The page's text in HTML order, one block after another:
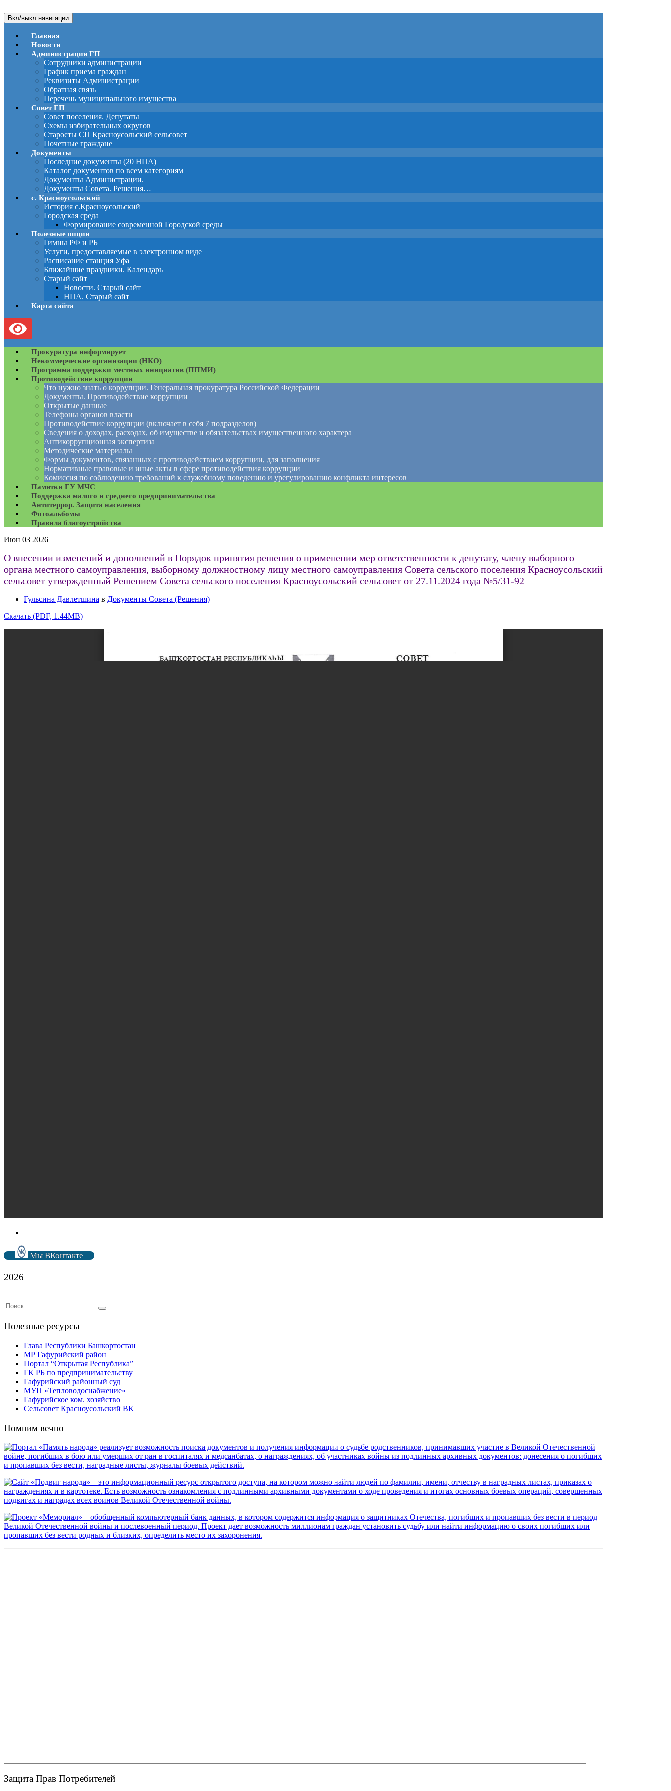
Вкл/выкл навигации
Главная
Новости
Администрация ГП
Сотрудники администрации
График приема граждан
Реквизиты Администрации
Обратная связь
Перечень муниципального имущества
Совет ГП
Совет поселения. Депутаты
Схемы избирательных округов
Старосты СП Красноусольский сельсовет
Почетные граждане
Документы
Последние документы (20 НПА)
Каталог документов по всем категориям
Документы Администрации.
Документы Совета. Решения…
с. Красноусольский
История с.Красноусольский
Городская среда
Формирование современной Городской среды
Полезные опции
Гимны РФ и РБ
Услуги, предоставляемые в электронном виде
Расписание станция Уфа
Ближайшие праздники. Календарь
Старый сайт
Новости. Старый сайт
НПА. Старый сайт
Карта сайта
Прокуратура информирует
Некоммерческие организации (НКО)
Программа поддержки местных инициатив (ППМИ)
Противодействие коррупции
Что нужно знать о коррупции. Генеральная прокуратура Российской Федерации
Документы. Противодействие коррупции
Открытые данные
Телефоны органов власти
Противодействие коррупции (включает в себя 7 подразделов)
Сведения о доходах, расходах, об имуществе и обязательствах имущественного характера
Антикоррупционная экспертиза
Методические материалы
Формы документов, связанных с противодействием коррупции, для заполнения
Нормативные правовые и иные акты в сфере противодействия коррупции
Комиссия по соблюдению требований к служебному поведению и урегулированию конфликта интересов
Памятки ГУ МЧС
Поддержка малого и среднего предпринимательства
Антитеррор. Защита населения
Фотоальбомы
Правила благоустройства
Июн 03 2026
О внесении изменений и дополнений в Порядок принятия решения о применении мер ответственности к депутату, члену выборного
органа местного самоуправления, выборному должностному лицу местного самоуправления Совета сельского поселения Красноусольский
сельсовет утвержденный Решением Совета сельского поселения Красноусольский сельсовет от 27.11.2024 года №5/31-92
Гульсина Давлетшина в Документы Совета (Решения)
Скачать (PDF, 1.44MB)
Мы ВКонтакте
2026
Полезные ресурсы
Глава Республики Башкортостан
МР Гафурийский район
Портал “Открытая Республика”
ГК РБ по предпринимательству
Гафурийский районный суд
МУП «Тепловодоснабжение»
Гафурийское ком. хозяйство
Сельсовет Красноусольский ВК
Помним вечно
Защита Прав Потребителей